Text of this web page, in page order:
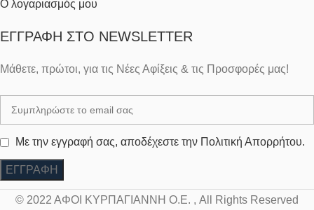
Ο λογαριασμός μου
ΕΓΓΡΑΦΉ ΣΤΟ NEWSLETTER
Μάθετε, πρώτοι, για τις Νέες Αφίξεις & τις Προσφορές μας!
Με την εγγραφή σας, αποδέχεστε την Πολιτική Απορρήτου.
© 2022 ΑΦΟΙ ΚΥΡΠΑΓΙΑΝΝΗ Ο.Ε. , All Rights Reserved